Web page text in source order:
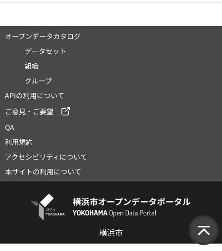
オープンデータカタログ
データセット
組織
グループ
APIの利用について
ご意見・ご要望
QA
利用規約
アクセシビリティについて
本サイトの利用について
横浜市